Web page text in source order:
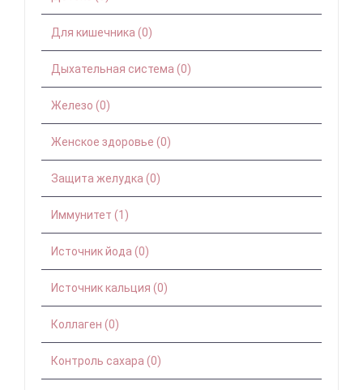
Для кишечника (0)
Дыхательная система (0)
Железо (0)
Женское здоровье (0)
Защита желудка (0)
Иммунитет (1)
Источник йода (0)
Источник кальция (0)
Коллаген (0)
Контроль сахара (0)